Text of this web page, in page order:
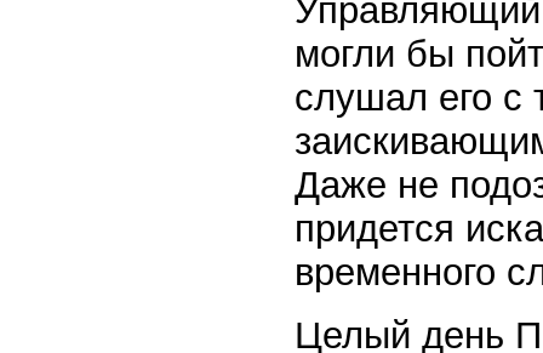
Управляющий
могли бы
слушал его с
Даже не
придется
временного
Целый день